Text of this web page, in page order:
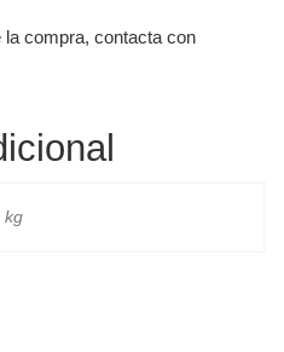
la compra, contacta con
kg